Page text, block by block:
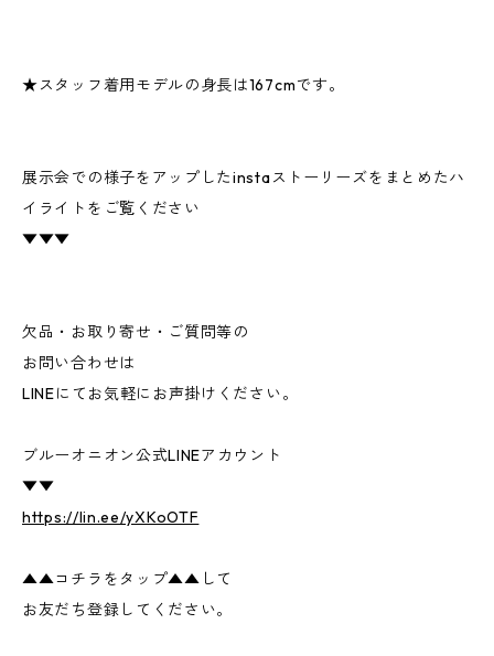
★スタッフ着用モデルの身長は167cmです。
展示会での様子をアップしたinstaストーリーズをまとめたハ
イライトをご覧ください
▼▼▼
欠品・お取り寄せ・ご質問等の
お問い合わせは
LINEにてお気軽にお声掛けください。
ブルーオニオン公式LINEアカウント
▼▼
https://lin.ee/yXKoOTF
▲▲コチラをタップ▲▲して
お友だち登録してください。